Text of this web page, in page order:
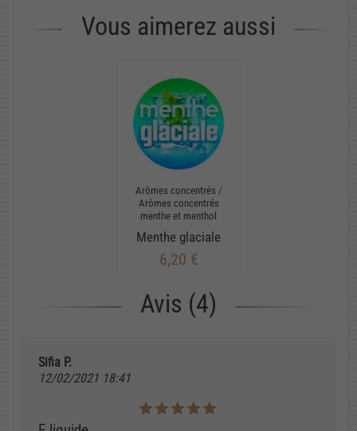
Vous aimerez aussi
Arômes concentrés /
Arômes concentrés
menthe et menthol
Menthe glaciale
6,20 €
Avis (4)
Sifia P.
12/02/2021 18:41